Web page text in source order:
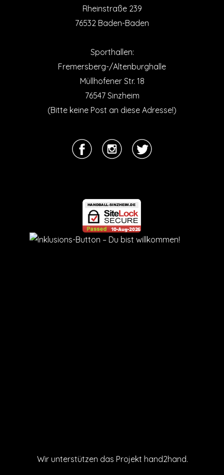
Rheinstraße 239
76532 Baden-Baden
Sporthallen:
Fremersberg-/Altenburghalle
Müllhofener Str. 18
76547 Sinzheim
(Bitte keine Post an diese Adresse!)
Wir unterstützen das Projekt hand2hand.